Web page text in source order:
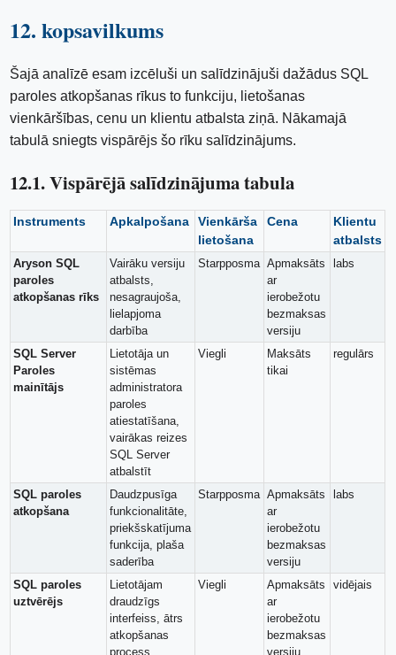
12. kopsavilkums
Šajā analīzē esam izcēluši un salīdzinājuši dažādus SQL
paroles atkopšanas rīkus to funkciju, lietošanas
vienkāršības, cenu un klientu atbalsta ziņā. Nākamajā
tabulā sniegts vispārējs šo rīku salīdzinājums.
12.1. Vispārējā salīdzinājuma tabula
Instruments Apkalpošana
Vienkārša
lietošana
Сena
Klientu
atbalsts
Aryson SQL
paroles
atkopšanas rīks
Vairāku versiju
atbalsts,
nesagraujoša,
lielapjoma
darbība
Starpposma Apmaksāts
ar
ierobežotu
bezmaksas
versiju
labs
SQL Server
Paroles
mainītājs
Lietotāja un
sistēmas
administratora
paroles
atiestatīšana,
vairākas reizes
SQL Server
atbalstīt
Viegli
Maksāts
tikai
regulārs
SQL paroles
atkopšana
Daudzpusīga
funkcionalitāte,
priekšskatījuma
funkcija, plaša
saderība
Starpposma Apmaksāts
ar
ierobežotu
bezmaksas
versiju
labs
SQL paroles
uztvērējs
Lietotājam
draudzīgs
interfeiss, ātrs
atkopšanas
process
Viegli
Apmaksāts
ar
ierobežotu
bezmaksas
versiju
vidējais